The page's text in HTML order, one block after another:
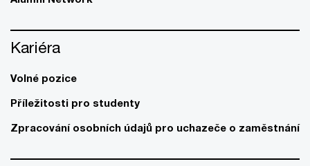
Kariéra
Volné pozice
Příležitosti pro studenty
Zpracování osobních údajů pro uchazeče o zaměstnání